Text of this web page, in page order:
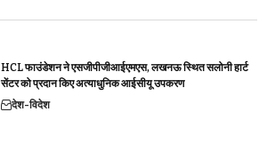
HCL फाउंडेशन ने एसजीपीजीआईएमएस, लखनऊ स्थित सलोनी हार्ट
सेंटर को प्रदान किए अत्याधुनिक आईसीयू उपकरण
देश-विदेश